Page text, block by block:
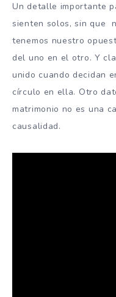
Un detalle importante
sienten solos, sin que
tenemos nuestro
del uno en el otro. Y
unido cuando decidan
círculo en ella. Otro
matrimonio no es una
causalidad.